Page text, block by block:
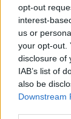
opt-out
interest-
us or
your opt-out.
disclosure of
IAB’s list of
also be
Downstream